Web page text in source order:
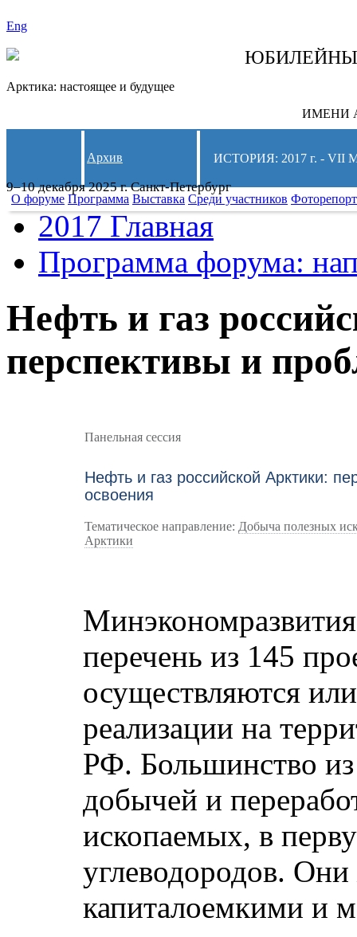
Eng
Арктика: настоящее и будущее
ИМЕНИ
9–10 декабря 2025 г. Санкт-Петербург
Архив ИСТОРИЯ: 2017 г. -
О форуме Программа Выставка Среди участников
2017 Главная
Программа форума:
Нефть и газ
перспективы и
Панельная сессия
Нефть и газ российской Арктики:
освоения
Тематическое направление: Добыча полезных
Арктики
перечень из 145
осуществляются
реализации на
РФ. Большинство
добычей и
ископаемых, в
углеводородов.
капиталоемкими и